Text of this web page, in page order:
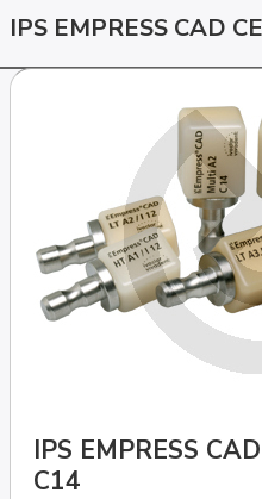
IPS EMPRESS CAD
IPS EMPRESS
C14